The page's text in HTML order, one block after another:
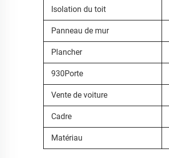
Isolation du toit
Panneau de mur
Plancher
930Porte
Vente de voiture
Cadre
Matériau